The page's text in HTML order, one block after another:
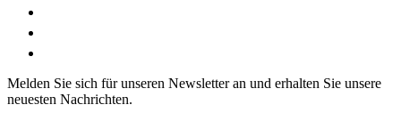
Melden Sie sich für unseren Newsletter an und erhalten Sie unsere
neuesten Nachrichten.